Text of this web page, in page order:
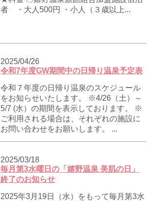
者 ・大人500円 ・小人（３歳以上...
2025/04/26
令和7年度GW期間中の日帰り温泉予定表
令和７年度の日帰り温泉のスケジュール
をお知らせいたします。 ※4/26（土）～
5/7 (水）の期間を表示しております。 ※
ご利用される場合は、それぞれの施設に
お問い合わせをお願いします。 ...
2025/03/18
毎月第3水曜日の「嬉野温泉 美肌の日」
終了のお知らせ
2025年3月19日（水）をもって毎月第3水